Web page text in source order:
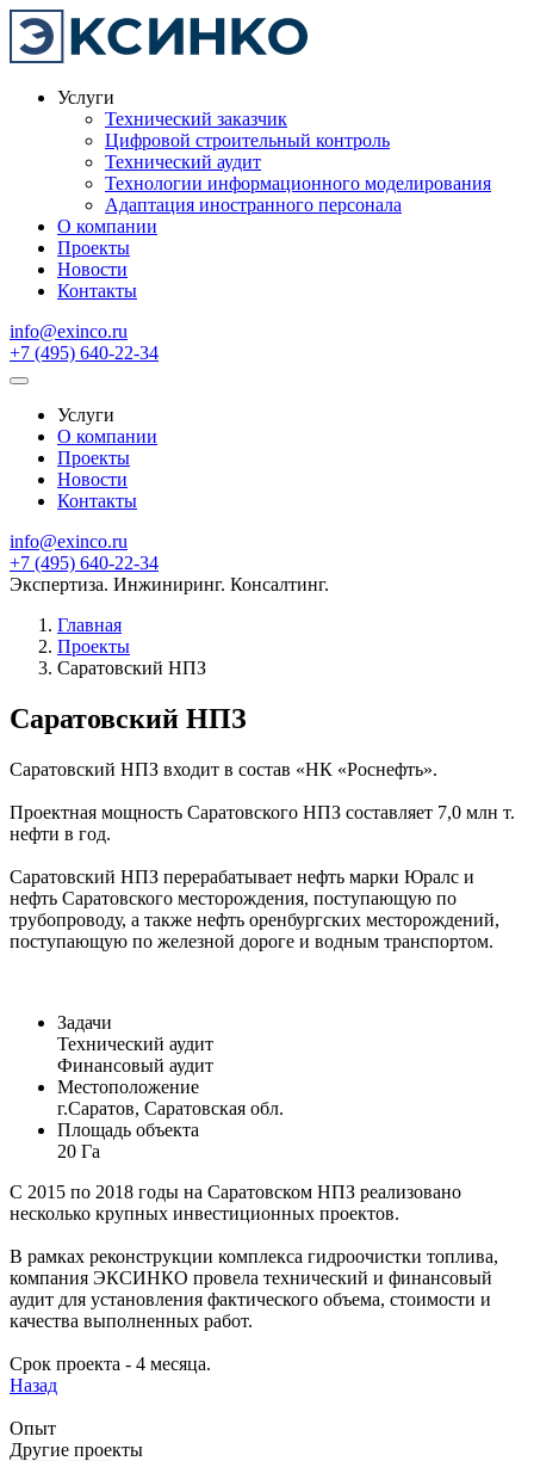
Услуги
Технический заказчик
Цифровой строительный контроль
Технический аудит
Технологии информационного моделирования
Адаптация иностранного персонала
О компании
Проекты
Новости
Контакты
info@exinco.ru
+7 (495) 640-22-34
Услуги
О компании
Проекты
Новости
Контакты
info@exinco.ru
+7 (495) 640-22-34
Экспертиза. Инжиниринг. Консалтинг.
Главная
Проекты
Саратовский НПЗ
Саратовский НПЗ
Саратовский НПЗ входит в состав «НК «Роснефть».
Проектная мощность Саратовского НПЗ составляет 7,0 млн т.
нефти в год.
Саратовский НПЗ перерабатывает нефть марки Юралс и
нефть Саратовского месторождения, поступающую по
трубопроводу, а также нефть оренбургских месторождений,
поступающую по железной дороге и водным транспортом.
Задачи
Технический аудит
Финансовый аудит
Местоположение
г.Саратов, Саратовская обл.
Площадь объекта
20 Га
С 2015 по 2018 годы на Саратовском НПЗ реализовано
несколько крупных инвестиционных проектов.
В рамках реконструкции комплекса гидроочистки топлива,
компания ЭКСИНКО провела технический и финансовый
аудит для установления фактического объема, стоимости и
качества выполненных работ.
Срок проекта - 4 месяца.
Назад
Опыт
Другие проекты